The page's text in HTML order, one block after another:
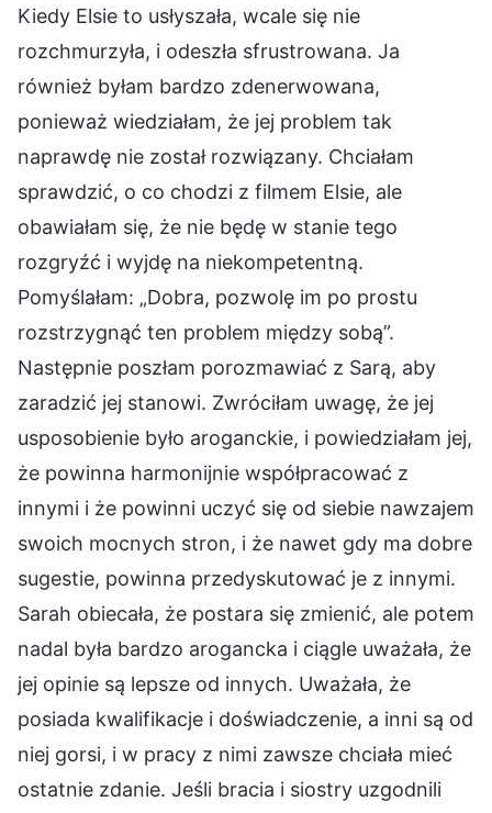
Kiedy Elsie to usłyszała, wcale się nie
rozchmurzyła, i odeszła sfrustrowana. Ja
również byłam bardzo zdenerwowana,
ponieważ wiedziałam, że jej problem tak
naprawdę nie został rozwiązany. Chciałam
sprawdzić, o co chodzi z filmem Elsie, ale
obawiałam się, że nie będę w stanie tego
rozgryźć i wyjdę na niekompetentną.
Pomyślałam: „Dobra, pozwolę im po prostu
rozstrzygnąć ten problem między sobą”.
Następnie poszłam porozmawiać z Sarą, aby
zaradzić jej stanowi. Zwróciłam uwagę, że jej
usposobienie było aroganckie, i powiedziałam jej,
że powinna harmonijnie współpracować z
innymi i że powinni uczyć się od siebie nawzajem
swoich mocnych stron, i że nawet gdy ma dobre
sugestie, powinna przedyskutować je z innymi.
Sarah obiecała, że postara się zmienić, ale potem
nadal była bardzo arogancka i ciągle uważała, że
jej opinie są lepsze od innych. Uważała, że
posiada kwalifikacje i doświadczenie, a inni są od
niej gorsi, i w pracy z nimi zawsze chciała mieć
ostatnie zdanie. Jeśli bracia i siostry uzgodnili